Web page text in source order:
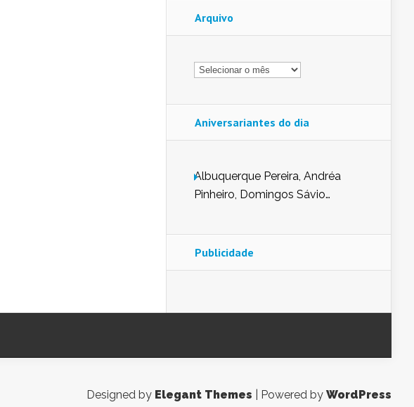
Arquivo
Arquivo
Aniversariantes do dia
Albuquerque Pereira, Andréa
Pinheiro, Domingos Sávio
Nunes de Sena, Fátima Peixoto,
Glória Pereira, Kátia Mesel,
Publicidade
Designed by Elegant Themes | Powered by WordPress